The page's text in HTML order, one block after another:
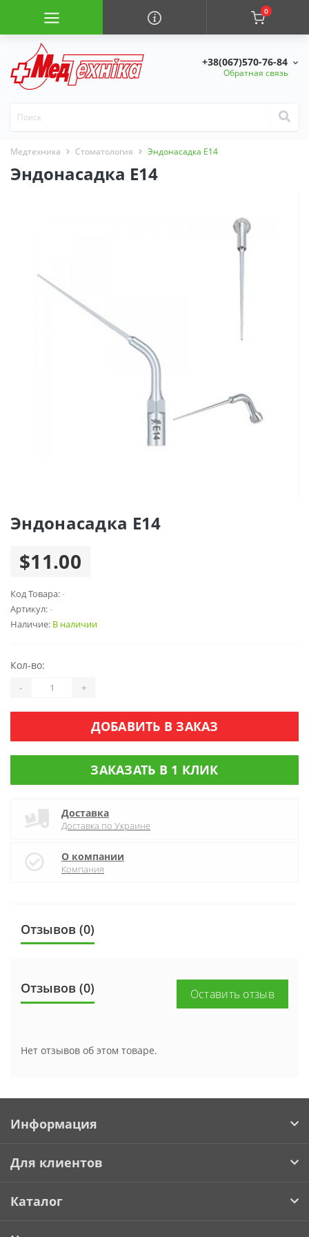
0
+38(067)570-76-84
Обратная связь
Медтехника Стоматология Эндонасадка E14
Эндонасадка E14
Эндонасадка E14
$11.00
Код Товара:-
Артикул:-
Наличие: В наличии
Кол-во:
- +
ДОБАВИТЬ В ЗАКАЗ
ЗАКАЗАТЬ В 1 КЛИК
Доставка
Доставка по Украине
О компании
Компания
Отзывов (0)
Отзывов (0) Оставить отзыв
Нет отзывов об этом товаре.
Информация
Для клиентов
Каталог